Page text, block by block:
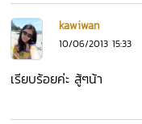
kawiwan
10/06/2013 15:33
เรียบร้อยค่ะ สู้ๆน้า